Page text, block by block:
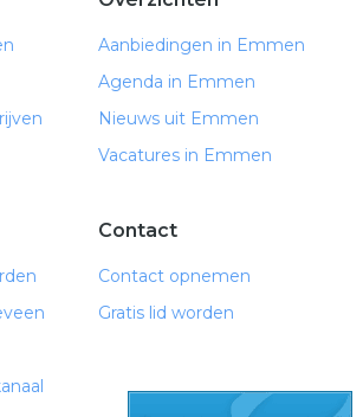
Aanbiedingen in Emmen
Agenda in Emmen
Nieuws uit Emmen
Vacatures in Emmen
Contact
Contact opnemen
Gratis lid worden